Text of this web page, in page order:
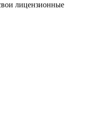
лицензионные